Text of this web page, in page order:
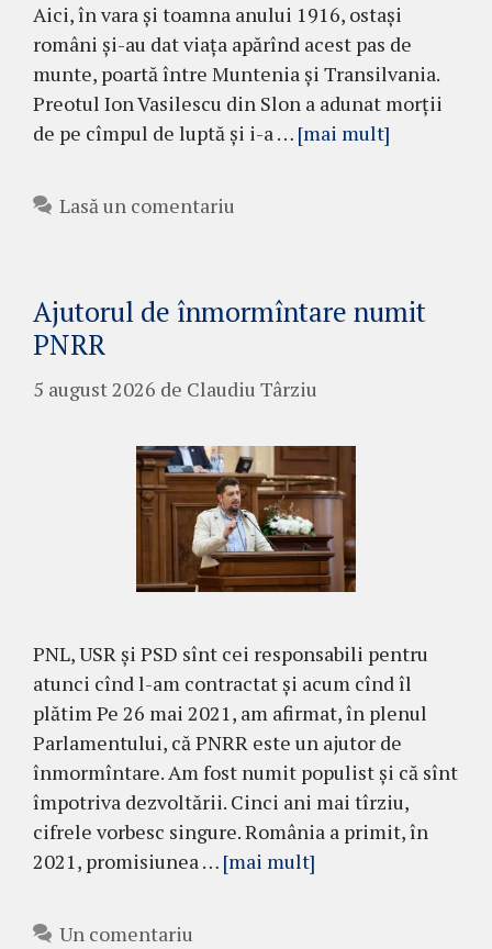
Aici, în vara și toamna anului 1916, ostași
români și-au dat viața apărînd acest pas de
munte, poartă între Muntenia și Transilvania.
Preotul Ion Vasilescu din Slon a adunat morții
de pe cîmpul de luptă și i-a … [mai mult]
Lasă un comentariu
Ajutorul de înmormîntare numit
PNRR
5 august 2026 de Claudiu Târziu
PNL, USR și PSD sînt cei responsabili pentru
atunci cînd l-am contractat și acum cînd îl
plătim Pe 26 mai 2021, am afirmat, în plenul
Parlamentului, că PNRR este un ajutor de
înmormîntare. Am fost numit populist și că sînt
împotriva dezvoltării. Cinci ani mai tîrziu,
cifrele vorbesc singure. România a primit, în
2021, promisiunea … [mai mult]
Un comentariu